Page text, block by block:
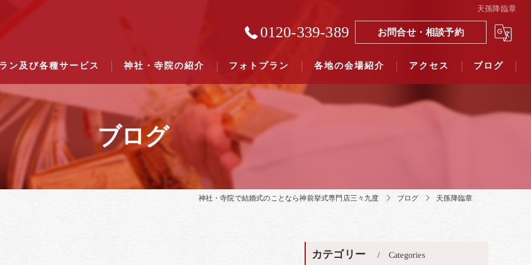
天孫降臨章
0120-339-389 お問合せ・相談予約
ン及び各種サービス 神社・寺院の紹介
結婚式のできる東京都下の神社一覧（４０社寺）｜三々九度東京
結婚式のできる関東六県の神社一覧（７５社）県別表示｜三々九度東京
フォトプラン 各地の会場紹介 アクセス ブログ
ブログ
神社・寺院で結婚式のことなら神前挙式専門店三々九度 ブログ 天孫降臨章
カテゴリー Categories